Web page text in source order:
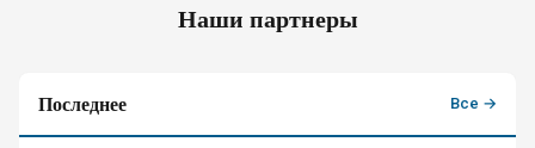
Наши партнеры
Последнее Все →